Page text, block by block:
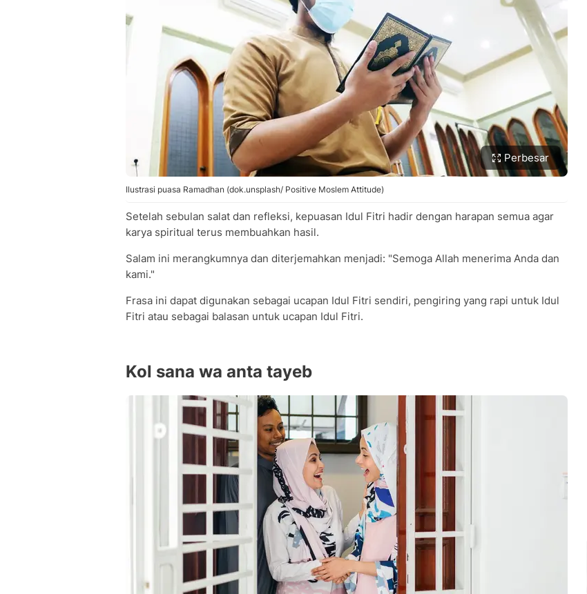
Perbesar
Ilustrasi puasa Ramadhan (dok.unsplash/ Positive Moslem Attitude)
Setelah sebulan salat dan refleksi, kepuasan Idul Fitri hadir dengan harapan semua agar
karya spiritual terus membuahkan hasil.
Salam ini merangkumnya dan diterjemahkan menjadi: "Semoga Allah menerima Anda dan
kami."
Frasa ini dapat digunakan sebagai ucapan Idul Fitri sendiri, pengiring yang rapi untuk Idul
Fitri atau sebagai balasan untuk ucapan Idul Fitri.
Kol sana wa anta tayeb